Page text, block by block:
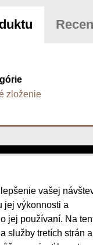
zloženie
vašej
jej výkonnosti a
jej používaní. Na
služby tretích strán a